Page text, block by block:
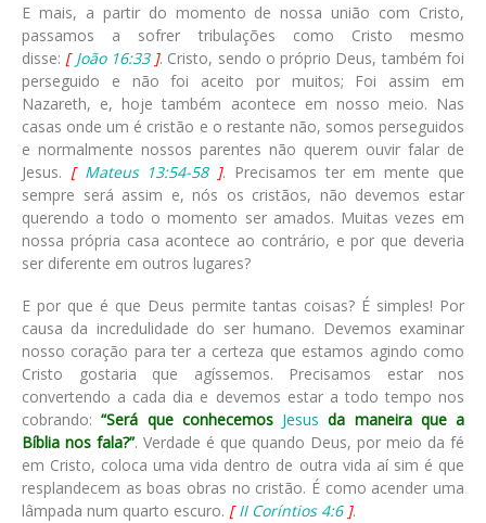
E mais, a partir do momento de nossa união com Cristo,
passamos a sofrer tribulações como Cristo mesmo
disse: [ João 16:33]. Cristo, sendo o próprio Deus, também foi
perseguido e não foi aceito por muitos; Foi assim em
Nazareth, e, hoje também acontece em nosso meio. Nas
casas onde um é cristão e o restante não, somos perseguidos
e normalmente nossos parentes não querem ouvir falar de
Jesus. [ Mateus 13:54-58]. Precisamos ter em mente que
sempre será assim e, nós os cristãos, não devemos estar
querendo a todo o momento ser amados. Muitas vezes em
nossa própria casa acontece ao contrário, e por que deveria
ser diferente em outros lugares?
E por que é que Deus permite tantas coisas? É simples! Por
causa da incredulidade do ser humano. Devemos examinar
nosso coração para ter a certeza que estamos agindo como
Cristo gostaria que agíssemos. Precisamos estar nos
convertendo a cada dia e devemos estar a todo tempo nos
cobrando:“Será que conhecemos Jesus da maneira que a
Bíblia nos fala?”. Verdade é que quando Deus, por meio da fé
em Cristo, coloca uma vida dentro de outra vida aí sim é que
resplandecem as boas obras no cristão. É como acender uma
lâmpada num quarto escuro. [II Coríntios 4:6].